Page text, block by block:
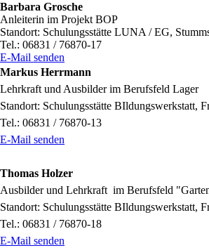
Barbara Grosche
Anleiterin im Projekt BOP
Standort: Schulungsstätte LUNA / EG,
Tel.: 06831 / 76870-17
E-Mail senden
Markus Herrmann
Lehrkraft und Ausbilder im Berufsfeld Lager
Standort: Schulungsstätte BIldungswerkstatt,
Tel.: 06831 / 76870-13
E-Mail senden
Thomas Holzer
Ausbilder und Lehrkraft im Berufsfeld
Standort: Schulungsstätte BIldungswerkstatt,
Tel.: 06831 / 76870-18
E-Mail senden